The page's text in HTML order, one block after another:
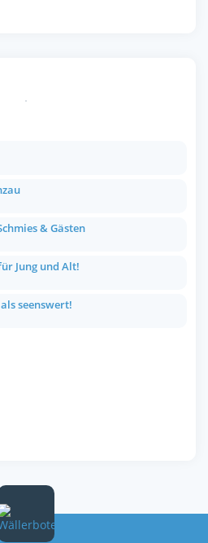
& Gästen
Jung und Alt!
seenswert!